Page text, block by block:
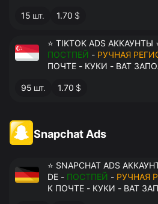
15 шт. 1.70 $
⭐ TIKTOK ADS
ПОСТПЕЙ - РУЧНАЯ
ПОЧТЕ - КУКИ - ВАТ
95 шт. 1.70 $
Snapchat Ads
⭐ SNAPCHAT ADS АККАУНТЫ ⭐ ГЕО
DE - ПОСТПЕЙ - РУЧНАЯ
К ПОЧТЕ - КУКИ - ВАТ